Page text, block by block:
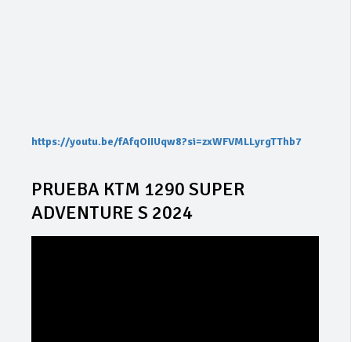
https://youtu.be/fAfqOIIUqw8?si=zxWFVMLLyrgTThb7
PRUEBA KTM 1290 SUPER
ADVENTURE S 2024